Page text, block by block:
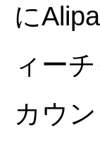
に
ィー
カウ